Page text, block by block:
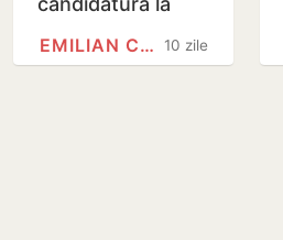
gândesc la asta în
10 zile
EMILIAN CREȚU